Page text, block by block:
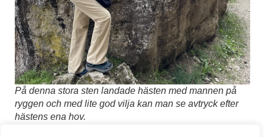
På denna stora sten landade hästen med mannen på
ryggen och med lite god vilja kan man se avtryck efter
hästens ena hov.